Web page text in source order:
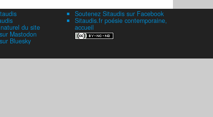
du site
Mastodon
Bluesky
Soutenez Sitaudis sur Facebook
Sitaudis.fr poésie contemporaine,
accueil